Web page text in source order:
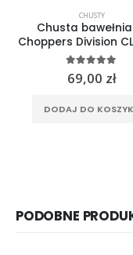
CHUSTY
Chusta
Choppers Division
5.00out of
69,00 zł
DODAJ DO
PODOBNE